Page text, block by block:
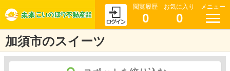
閲覧履歴
0
お気に入り
0
メニュー
加須市のスイーツ